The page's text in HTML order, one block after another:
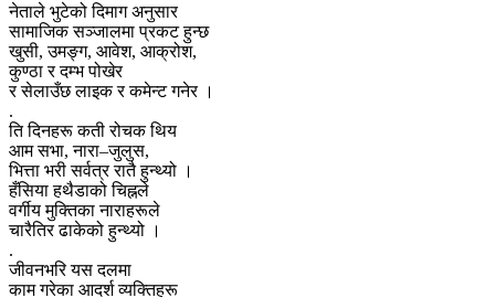
नेताले भुटेको दिमाग अनुसार
सामाजिक सञ्जालमा प्रकट हुन्छ
खुसी, उमङ्‍ग, आवेश, आक्रोश,
कुण्ठा र दम्भ पोखेर
र सेलाउँछ लाइक र कमेन्ट गनेर ।
.
ति दिनहरू कती रोचक थिय
आम सभा, नारा–जुलुस,
भित्ता भरी सर्वत्र रातै हुन्थ्यो ।
हँसिया हथैडाको चिह्नले
वर्गीय मुक्तिका नाराहरूले
चारैतिर ढाकेको हुन्थ्यो ।
.
जीवनभरि यस दलमा
काम गरेका आदर्श व्यक्तिहरू